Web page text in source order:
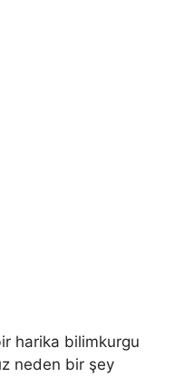
harika bilimkurgu
neden bir şey